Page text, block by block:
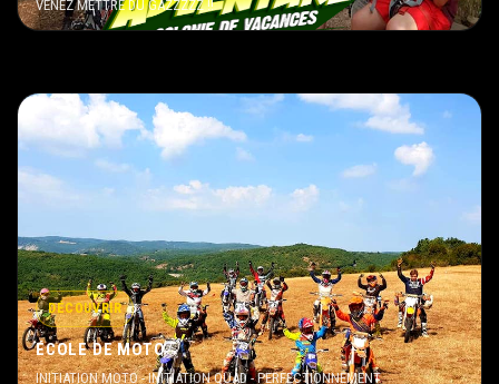
VENEZ METTRE DU GAZZZZZ !!
DÉCOUVRIR
ÉCOLE DE MOTO
INITIATION MOTO - INITIATION QUAD - PERFECTIONNEMENT